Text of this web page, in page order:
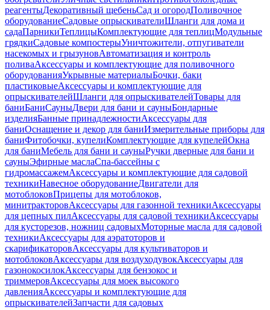
реагентыДекоративный щебеньСад и огородПоливочное
оборудованиеСадовые опрыскивателиШланги для дома и
садаПарникиТеплицыКомплектующие для теплицМодульные
грядкиСадовые компостерыУничтожители, отпугиватели
насекомых и грызуновАвтоматизация и контроль
поливаАксессуары и комплектующие для поливочного
оборудованияУкрывные материалыБочки, баки
пластиковыеАксессуары и комплектующие для
опрыскивателейШланги для опрыскивателейТовары для
баниБаниСауныДвери для бани и сауныБондарные
изделияБанные принадлежностиАксессуары для
баниОснащение и декор для баниИзмерительные приборы для
баниФитобочки, купелиКомплектующие для купелейОкна
для баниМебель для бани и сауныРучки дверные для бани и
сауныЭфирные маслаСпа-бассейны с
гидромассажемАксессуары и комплектующие для садовой
техникиНавесное оборудованиеДвигатели для
мотоблоковПрицепы для мотоблоков,
минитракторовАксессуары для газонной техникиАксессуары
для цепных пилАксессуары для садовой техникиАксессуары
для кусторезов, ножниц садовыхМоторные масла для садовой
техникиАксессуары для аэратоторов и
скарификаторовАксессуары для культиваторов и
мотоблоковАксессуары для воздуходувокАксессуары для
газонокосилокАксессуары для бензокос и
триммеровАксессуары для моек высокого
давленияАксессуары и комплектующие для
опрыскивателейЗапчасти для садовых